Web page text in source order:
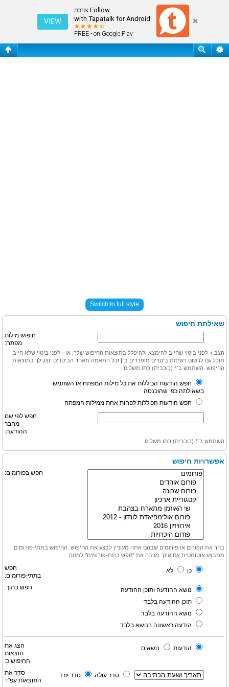
Follow צהבת
with Tapatalk for Android
FREE - on Google Play
VIEW
חיפוש
Switch to full style
שאילתת חיפוש
חיפוש מילות
מפתח:
הצב + לפני ביטוי שחייב להימצא ולהיכלל בתוצאות החיפוש שלך, או - לפני ביטוי שלא חייב.
תוכל גם לרשום רשימת ביטויים מופרדים ב־ וכל התאמה מאחד הביטויים יוצג לך בתוצאות
החיפוש. השתמש ב־* (כוכבית) כתו משלים.
חפש הודעות הכוללות את כל מילות המפתח או השתמש
בשאילתה כפי שהוכנסה
חפש הודעות הכוללות לפחות אחת ממילות המפתח
חפש לפי שם
מחבר
ההודעה:
השתמש ב־* (כוכבית) כתו משלים.
אפשרויות חיפוש
חפש בפורומים:
בחר את הפורום או פורומים שבהם אתה מעוניין לבצע את החיפוש. החיפוש בתתי-פורומים
מתבצע אוטומטית אם אינך מכבה את "חפש בתת-פורומים" למטה.
חפש
בתתי-פורומים:
כן לא
חפש בתוך:
נושא ההודעה ותוכן ההודעה
תוכן ההודעה בלבד
נושא ההודעה בלבד
הודעה ראשונה בנושא בלבד
הצג את
תוצאות
החיפוש כ:
הודעות נושאים
סדר את
התוצאות עפ"י:
סדר עולה סדר יורד